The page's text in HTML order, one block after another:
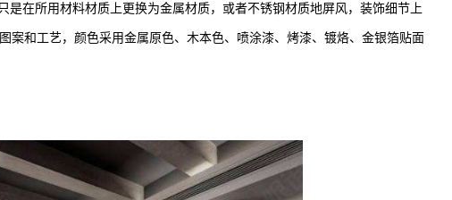
在所用材料材质上更换为金属材质，或者不锈钢材质地屏风，装饰细节上
案和工艺，颜色采用金属原色、木本色、喷涂漆、烤漆、镀烙、金银箔贴面